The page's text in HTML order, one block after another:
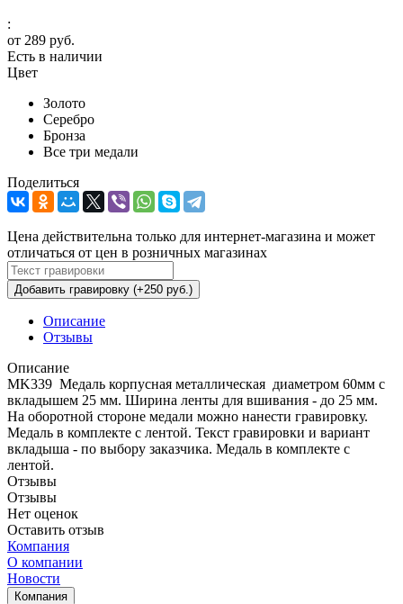
:
от 289 руб.
Есть в наличии
Цвет
Золото
Серебро
Бронза
Все три медали
Поделиться
Цена действительна только для интернет-магазина и может
отличаться от цен в розничных магазинах
Добавить гравировку (+250 руб.)
Описание
Отзывы
Описание
MK339 Медаль корпусная металлическая диаметром 60мм с
вкладышем 25 мм. Ширина ленты для вшивания - до 25 мм.
На оборотной стороне медали можно нанести гравировку.
Медаль в комплекте с лентой. Текст гравировки и вариант
вкладыша - по выбору заказчика. Медаль в комплекте с
лентой.
Отзывы
Отзывы
Нет оценок
Оставить отзыв
Компания
О компании
Новости
Компания